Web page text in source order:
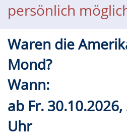
persönlich
Waren die
Mond?
Wann:
ab Fr. 30.10.2026,
Uhr